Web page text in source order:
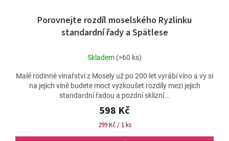
Porovnejte rozdíl moselského Ryzlinku
standardní řady a Spätlese
Skladem (>60 ks)
598 Kč
Měrná
299 Kč / 1 ks
Malé rodinné vinařství z Mosely už po 200 let vyrábí víno a vy si
na jejich víně budete moct vyzkoušet rozdíly mezi jejich
standardní řadou a pozdní sklizní...